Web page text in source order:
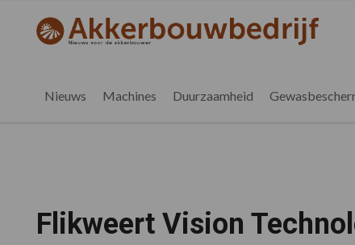
hoofdnavigatie
eerste
voettekst
akkerbouwbedrijf.nl
Nieuws Machines Duurzaamheid
Flikweert Vision